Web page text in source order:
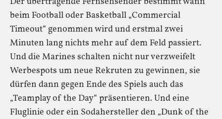
beim Football oder Basketball „Commercial
Timeout“ genommen wird und erstmal zwei
Minuten lang nichts mehr auf dem Feld passiert.
Und die Marines schalten nicht nur verzweifelt
Werbespots um neue Rekruten zu gewinnen, sie
dürfen dann gegen Ende des Spiels auch das
„Teamplay of the Day“ präsentieren. Und eine
Fluglinie oder ein Sodahersteller den „Dunk of the